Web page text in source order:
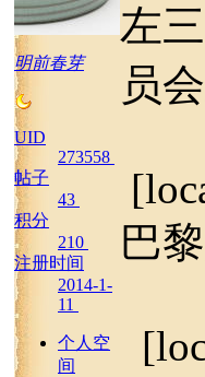
明前春芽
UID
273558
帖子
43
积分
210
注册时间
2014-1-
11
个人空
间
左
员
巴